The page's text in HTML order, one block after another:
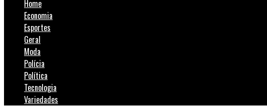
Home
Economia
Esportes
Geral
Moda
Polícia
Política
Tecnologia
Variedades